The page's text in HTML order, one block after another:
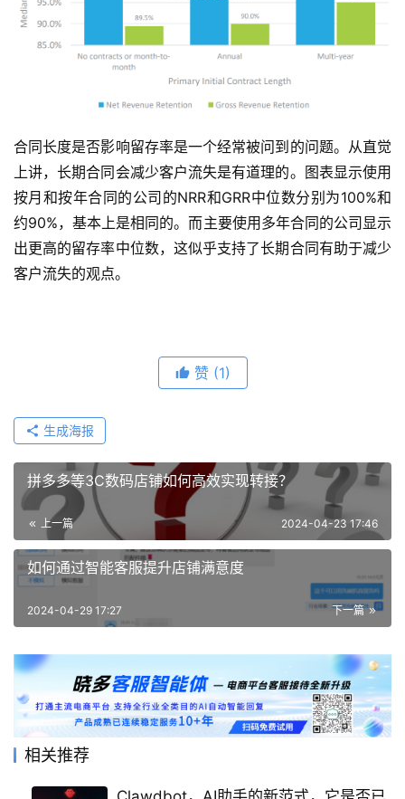
合同长度是否影响留存率是一个经常被问到的问题。从直觉
上讲，长期合同会减少客户流失是有道理的。图表显示使用
按月和按年合同的公司的NRR和GRR中位数分别为100%和
约90%，基本上是相同的。而主要使用多年合同的公司显示
出更高的留存率中位数，这似乎支持了长期合同有助于减少
客户流失的观点。
赞 (1)
生成海报
拼多多等3C数码店铺如何高效实现转接？
上一篇 2024-04-23 17:46
如何通过智能客服提升店铺满意度
下一篇
2024-04-29 17:27
相关推荐